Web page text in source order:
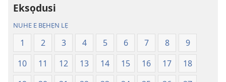
Lẹdogbedevomẹ
Aihọn
Yọyọ
Tọn
Aihọn
Yọyọ
Tọn
Eksọdusi
NUHE E BẸHẸN LẸ
1 2 3 4 5 6 7 8
9
10
11 12 13 14 15 16 17
18